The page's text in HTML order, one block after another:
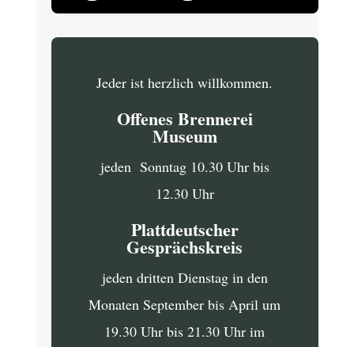
Jeder ist herzlich willkommen.
Offenes Brennerei
Museum
jeden Sonntag 10.30 Uhr bis
12.30 Uhr
Plattdeutscher
Gesprächskreis
jeden dritten Dienstag in den
Monaten September bis April um
19.30 Uhr bis 21.30 Uhr im